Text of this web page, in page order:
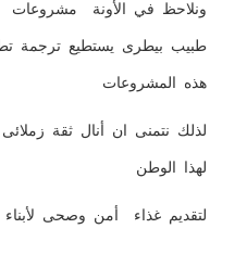
ونلاحظ في الأونة مشروعات
طبيب بيطرى يستطيع ترجمة
هذه المشروعات
لذلك نتمنى ان أنال ثقة
لهذا الوطن
لتقديم غذاء أمن وصحى